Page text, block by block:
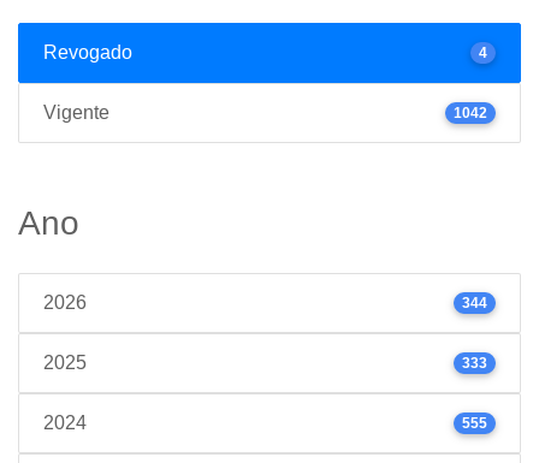
Revogado 4
Vigente 1042
Ano
2026 344
2025 333
2024 555